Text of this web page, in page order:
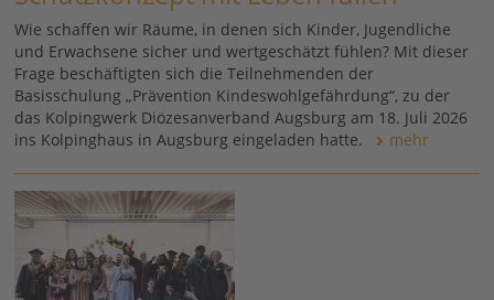
Wie schaffen wir Räume, in denen sich Kinder, Jugendliche
und Erwachsene sicher und wertgeschätzt fühlen? Mit dieser
Frage beschäftigten sich die Teilnehmenden der
Basisschulung „Prävention Kindeswohlgefährdung“, zu der
das Kolpingwerk Diözesanverband Augsburg am 18. Juli 2026
ins Kolpinghaus in Augsburg eingeladen hatte.
mehr